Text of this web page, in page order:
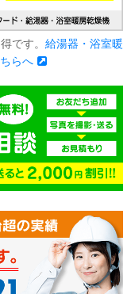
です。 給湯器・浴室暖
らへ